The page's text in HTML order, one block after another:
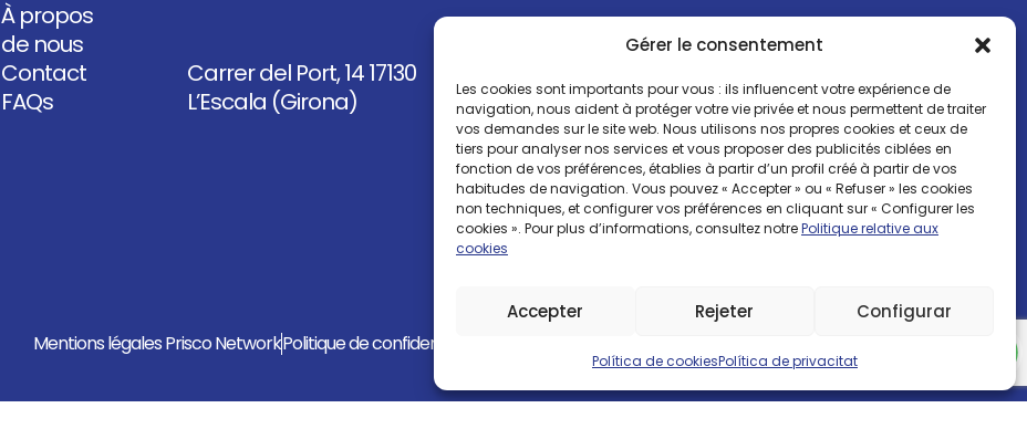
Gérer le consentement
Les cookies sont importants pour vous : ils influencent votre expérience de
navigation, nous aident à protéger votre vie privée et nous permettent de traiter
vos demandes sur le site web. Nous utilisons nos propres cookies et ceux de
tiers pour analyser nos services et vous proposer des publicités ciblées en
fonction de vos préférences, établies à partir d’un profil créé à partir de vos
habitudes de navigation. Vous pouvez « Accepter » ou « Refuser » les cookies
non techniques, et configurer vos préférences en cliquant sur « Configurer les
cookies ». Pour plus d’informations, consultez notrePolitique relative aux
cookies
Accepter Rejeter Configurar
Política de cookiesPolítica de privacitat
À propos
de nous
Contact
FAQs
Carrer del Port, 1417130
L’Escala (Girona)
Mentions légales Prisco NetworkPolitique de confidentialité
Assistance